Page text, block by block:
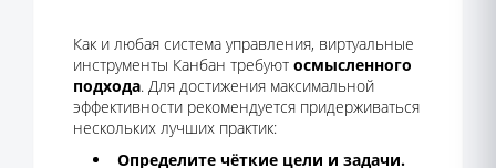
Как и любая система управления, виртуальные
инструменты Канбан требуют осмысленного
подхода. Для достижения максимальной
эффективности рекомендуется придерживаться
нескольких лучших практик:
Определите чёткие цели и задачи.